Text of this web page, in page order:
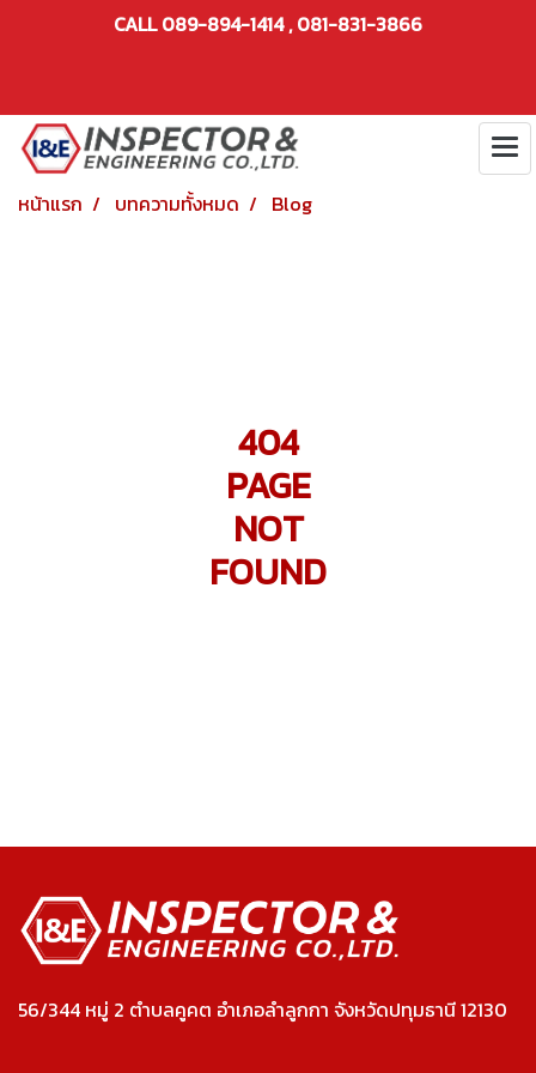
CALL 089-894-1414 , 081-831-3866
หน้าแรก บทความทั้งหมด Blog
404
PAGE
NOT
FOUND
56/344 หมู่ 2 ตำบลคูคต อำเภอลำลูกกา จังหวัดปทุมธานี 12130